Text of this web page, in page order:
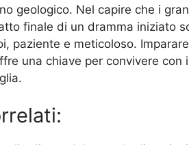
geologico. Nel capire che i
finale di un dramma iniziato
paziente e meticoloso.
una chiave per convivere